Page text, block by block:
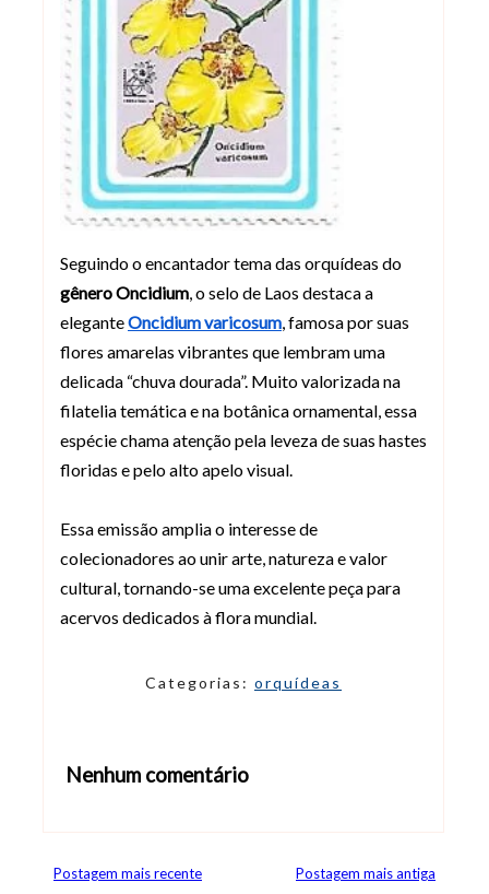
Seguindo o encantador tema das orquídeas do
gênero Oncidium, o selo de Laos destaca a
eleganteOncidium varicosum, famosa por suas
flores amarelas vibrantes que lembram uma
delicada “chuva dourada”. Muito valorizada na
filatelia temática e na botânica ornamental, essa
espécie chama atenção pela leveza de suas hastes
floridas e pelo alto apelo visual.
Essa emissão amplia o interesse de
colecionadores ao unir arte, natureza e valor
cultural, tornando-se uma excelente peça para
acervos dedicados à flora mundial.
Categorias: orquídeas
Nenhum comentário
Postagem mais recente
Postagem mais antiga